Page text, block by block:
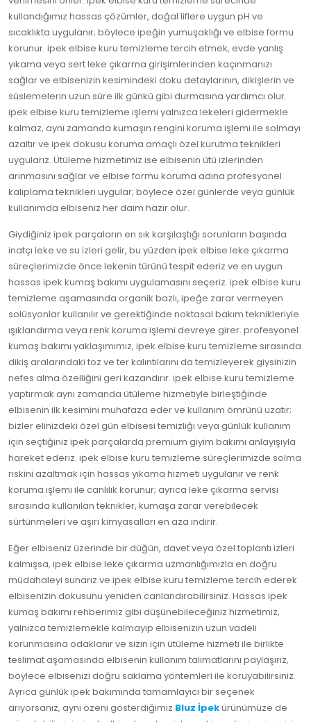
kullandığımız hassas çözümler, doğal liflere uygun pH ve
sıcaklıkta uygulanır; böylece ipeğin yumuşaklığı ve elbise formu
korunur. ipek elbise kuru temizleme tercih etmek, evde yanlış
yıkama veya sert leke çıkarma girişimlerinden kaçınmanızı
sağlar ve elbisenizin kesimindeki doku detaylarının, dikişlerin ve
süslemelerin uzun süre ilk günkü gibi durmasına yardımcı olur.
ipek elbise kuru temizleme işlemi yalnızca lekeleri gidermekle
kalmaz, aynı zamanda kumaşın rengini koruma işlemi ile solmayı
azaltır ve ipek dokusu koruma amaçlı özel kurutma teknikleri
uygularız. Ütüleme hizmetimiz ise elbisenin ütü izlerinden
arınmasını sağlar ve elbise formu koruma adına profesyonel
kalıplama teknikleri uygular; böylece özel günlerde veya günlük
kullanımda elbiseniz her daim hazır olur.
Giydiğiniz ipek parçaların en sık karşılaştığı sorunların başında
inatçı leke ve su izleri gelir, bu yüzden ipek elbise leke çıkarma
süreçlerimizde önce lekenin türünü tespit ederiz ve en uygun
hassas ipek kumaş bakımı uygulamasını seçeriz. ipek elbise kuru
temizleme aşamasında organik bazlı, ipeğe zarar vermeyen
solüsyonlar kullanılır ve gerektiğinde noktasal bakım teknikleriyle
ışıklandırma veya renk koruma işlemi devreye girer. profesyonel
kumaş bakımı yaklaşımımız, ipek elbise kuru temizleme sırasında
dikiş aralarındaki toz ve ter kalıntılarını da temizleyerek giysinizin
nefes alma özelliğini geri kazandırır. ipek elbise kuru temizleme
yaptırmak aynı zamanda ütüleme hizmetiyle birleştiğinde
elbisenin ilk kesimini muhafaza eder ve kullanım ömrünü uzatır;
bizler elinizdeki özel gün elbisesi temizliği veya günlük kullanım
için seçtiğiniz ipek parçalarda premium giyim bakımı anlayışıyla
hareket ederiz. ipek elbise kuru temizleme süreçlerimizde solma
riskini azaltmak için hassas yıkama hizmeti uygulanır ve renk
koruma işlemi ile canlılık korunur; ayrıca leke çıkarma servisi
sırasında kullanılan teknikler, kumaşa zarar verebilecek
sürtünmeleri ve aşırı kimyasalları en aza indirir.
Eğer elbiseniz üzerinde bir düğün, davet veya özel toplantı izleri
kalmışsa, ipek elbise leke çıkarma uzmanlığımızla en doğru
müdahaleyi sunarız ve ipek elbise kuru temizleme tercih ederek
elbisenizin dokusunu yeniden canlandırabilirsiniz. Hassas ipek
kumaş bakımı rehberimiz gibi düşünebileceğiniz hizmetimiz,
yalnızca temizlemekle kalmayıp elbisenizin uzun vadeli
korunmasına odaklanır ve sizin için ütüleme hizmeti ile birlikte
teslimat aşamasında elbisenin kullanım talimatlarını paylaşırız,
böylece elbisenizi doğru saklama yöntemleri ile koruyabilirsiniz.
Ayrıca günlük ipek bakımında tamamlayıcı bir seçenek
arıyorsanız, aynı özeni gösterdiğimiz Bluz İpekürünümüze de